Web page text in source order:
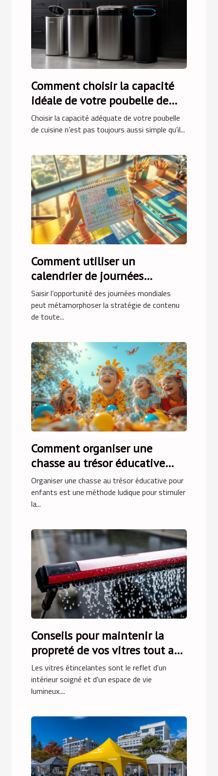
Comment choisir la capacité
idéale de votre poubelle de
cuisine ?
Choisir la capacité adéquate de votre poubelle
de cuisine n’est pas toujours aussi simple qu’il...
Comment utiliser un
calendrier de journées
mondiales pour dynamiser
votre contenu
Saisir l’opportunité des journées mondiales
peut métamorphoser la stratégie de contenu
de toute...
Comment organiser une
chasse au trésor éducative
pour enfants
Organiser une chasse au trésor éducative pour
enfants est une méthode ludique pour stimuler
la...
Conseils pour maintenir la
propreté de vos vitres tout au
long de l'année
Les vitres étincelantes sont le reflet d'un
intérieur soigné et d'un espace de vie
lumineux....